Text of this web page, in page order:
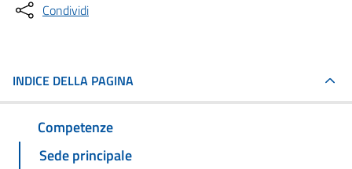
Condividi
INDICE DELLA PAGINA
Competenze
Sede principale